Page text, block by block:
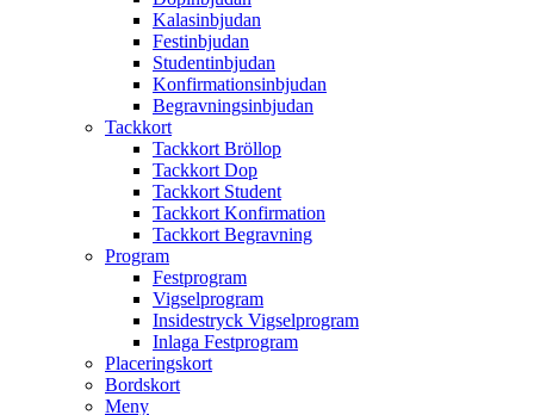
Kalasinbjudan
Festinbjudan
Studentinbjudan
Konfirmationsinbjudan
Begravningsinbjudan
Tackkort
Tackkort Bröllop
Tackkort Dop
Tackkort Student
Tackkort Konfirmation
Tackkort Begravning
Program
Festprogram
Vigselprogram
Insidestryck Vigselprogram
Inlaga Festprogram
Placeringskort
Bordskort
Meny